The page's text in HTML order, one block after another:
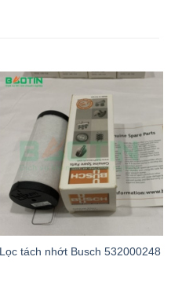
Lọc tách nhớt Busch 532000248